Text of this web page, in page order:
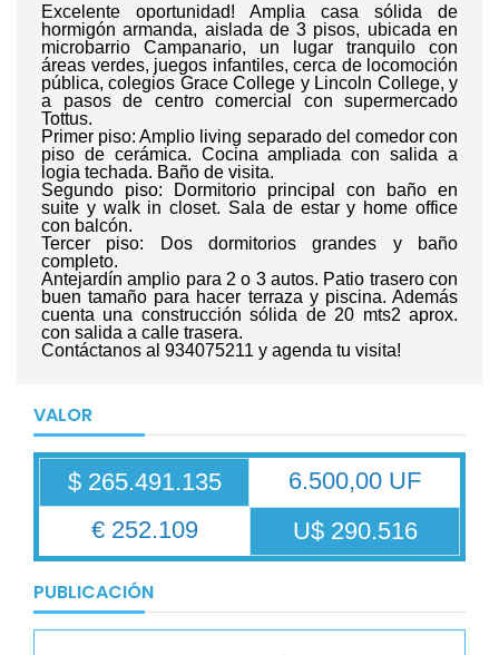
Excelente oportunidad! Amplia casa sólida de
hormigón armanda, aislada de 3 pisos, ubicada en
microbarrio Campanario, un lugar tranquilo con
áreas verdes, juegos infantiles, cerca de locomoción
pública, colegios Grace College y Lincoln College, y
a pasos de centro comercial con supermercado
Tottus.
Primer piso: Amplio living separado del comedor con
piso de cerámica. Cocina ampliada con salida a
logia techada. Baño de visita.
Segundo piso: Dormitorio principal con baño en
suite y walk in closet. Sala de estar y home office
con balcón.
Tercer piso: Dos dormitorios grandes y baño
completo.
Antejardín amplio para 2 o 3 autos. Patio trasero con
buen tamaño para hacer terraza y piscina. Además
cuenta una construcción sólida de 20 mts2 aprox.
con salida a calle trasera.
Contáctanos al 934075211 y agenda tu visita!
VALOR
$ 265.491.135
6.500,00 UF
€ 252.109
U$ 290.516
PUBLICACIÓN